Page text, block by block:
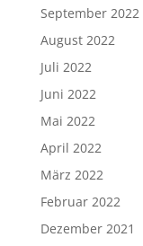
September 2022
August 2022
Juli 2022
Juni 2022
Mai 2022
April 2022
März 2022
Februar 2022
Dezember 2021